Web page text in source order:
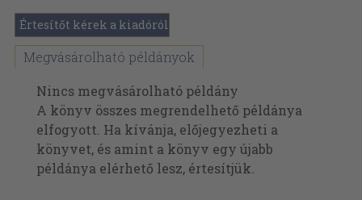
Értesítőt kérek a kiadóról
Megvásárolható példányok
Nincs megvásárolható példány
A könyv összes megrendelhető példánya
elfogyott. Ha kívánja, előjegyezheti a
könyvet, és amint a könyv egy újabb
példánya elérhető lesz, értesítjük.